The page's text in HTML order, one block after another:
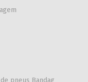
pneus Bandag